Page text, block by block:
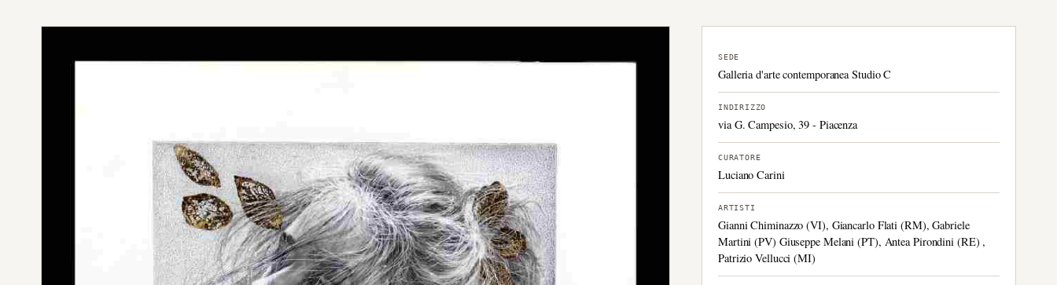
SEDE
Galleria d'arte contemporanea Studio C
INDIRIZZO
via G. Campesio, 39 - Piacenza
CURATORE
Luciano Carini
ARTISTI
Gianni Chiminazzo (VI), Giancarlo Flati (RM), Gabriele
Martini (PV) Giuseppe Melani (PT), Antea Pirondini (RE) ,
Patrizio Vellucci (MI)